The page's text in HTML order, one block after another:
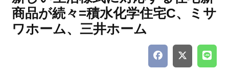
商品が続々=積水化学住宅C、ミサ
ワホーム、三井ホーム